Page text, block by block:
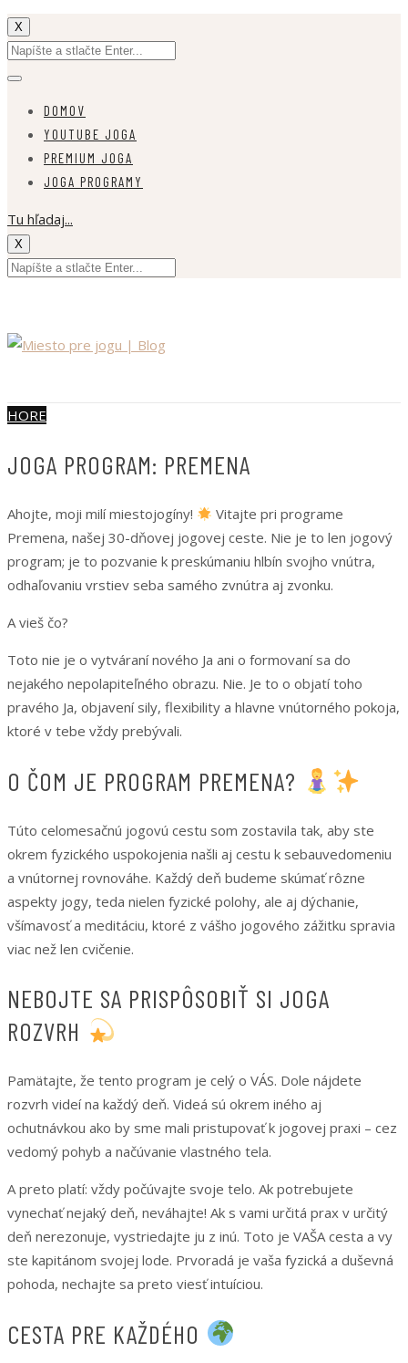
X
DOMOV
YOUTUBE JOGA
PREMIUM JOGA
JOGA PROGRAMY
Tu hľadaj...
X
HORE
JOGA PROGRAM: PREMENA
Ahojte, moji milí miestojogíny!
Vitajte pri programe
Premena, našej 30-dňovej jogovej ceste. Nie je to len jogový
program; je to pozvanie k preskúmaniu hlbín svojho vnútra,
odhaľovaniu vrstiev seba samého zvnútra aj zvonku.
A vieš čo?
Toto nie je o vytváraní nového Ja ani o formovaní sa do
nejakého nepolapiteľného obrazu. Nie. Je to o objatí toho
pravého Ja, objavení sily, flexibility a hlavne vnútorného pokoja,
ktoré v tebe vždy prebývali.
O ČOM JE PROGRAM PREMENA?
Túto celomesačnú jogovú cestu som zostavila tak, aby ste
okrem fyzického uspokojenia našli aj cestu k sebauvedomeniu
a vnútornej rovnováhe. Každý deň budeme skúmať rôzne
aspekty jogy, teda nielen fyzické polohy, ale aj dýchanie,
všímavosť a meditáciu, ktoré z vášho jogového zážitku spravia
viac než len cvičenie.
NEBOJTE SA PRISPÔSOBIŤ SI JOGA
ROZVRH
Pamätajte, že tento program je celý o VÁS. Dole nájdete
rozvrh videí na každý deň. Videá sú okrem iného aj
ochutnávkou ako by sme mali pristupovať k jogovej praxi – cez
vedomý pohyb a načúvanie vlastného tela.
A preto platí: vždy počúvajte svoje telo. Ak potrebujete
vynechať nejaký deň, neváhajte! Ak s vami určitá prax v určitý
deň nerezonuje, vystriedajte ju z inú. Toto je VAŠA cesta a vy
ste kapitánom svojej lode. Prvoradá je vaša fyzická a duševná
pohoda, nechajte sa preto viesť intuíciou.
CESTA PRE KAŽDÉHO